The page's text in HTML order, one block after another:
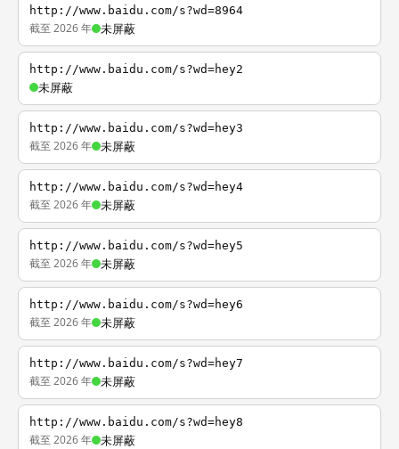
http://www.baidu.com/s?wd=8964
截至 2026 年 未屏蔽
http://www.baidu.com/s?wd=hey2
未屏蔽
http://www.baidu.com/s?wd=hey3
截至 2026 年 未屏蔽
http://www.baidu.com/s?wd=hey4
截至 2026 年 未屏蔽
http://www.baidu.com/s?wd=hey5
截至 2026 年 未屏蔽
http://www.baidu.com/s?wd=hey6
截至 2026 年 未屏蔽
http://www.baidu.com/s?wd=hey7
截至 2026 年 未屏蔽
http://www.baidu.com/s?wd=hey8
截至 2026 年 未屏蔽